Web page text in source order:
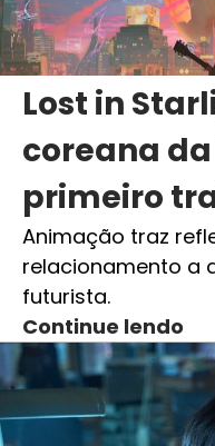
Lost in
coreana
primeiro
Animação traz
relacionamento a
futurista.
Continue lendo